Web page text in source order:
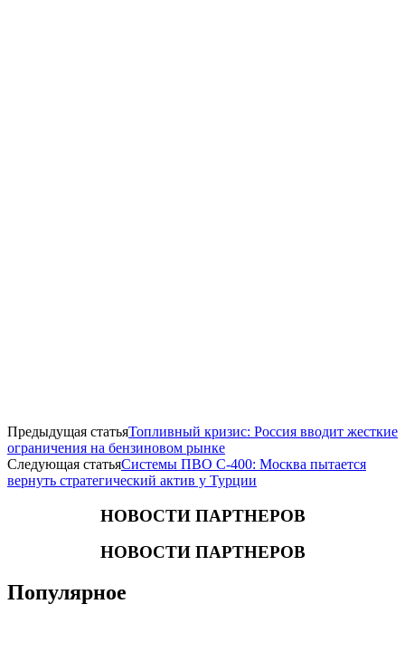
Предыдущая статьяТопливный кризис: Россия вводит жесткие
ограничения на бензиновом рынке
Следующая статьяСистемы ПВО С-400: Москва пытается
вернуть стратегический актив у Турции
НОВОСТИ ПАРТНЕРОВ
НОВОСТИ ПАРТНЕРОВ
Популярное